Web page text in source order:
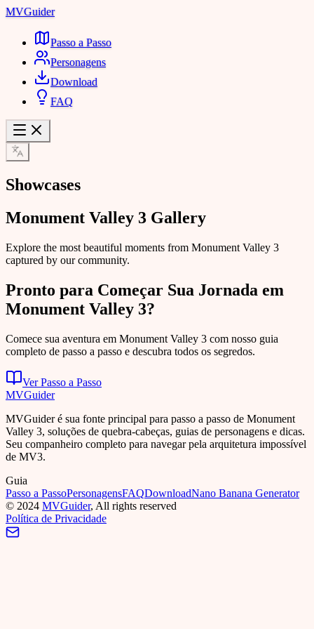
MVGuider
Passo a Passo
Personagens
Download
FAQ
Showcases
Monument Valley 3 Gallery
Explore the most beautiful moments from Monument Valley 3
captured by our community.
Pronto para Começar Sua Jornada em
Monument Valley 3?
Comece sua aventura em Monument Valley 3 com nosso guia
completo de passo a passo e descubra todos os segredos.
Ver Passo a Passo
MVGuider
MVGuider é sua fonte principal para passo a passo de Monument
Valley 3, soluções de quebra-cabeças, guias de personagens e dicas.
Seu companheiro completo para navegar pela arquitetura impossível
de MV3.
Guia
Passo a PassoPersonagensFAQDownloadNano Banana Generator
© 2024 MVGuider, All rights reserved
Política de Privacidade